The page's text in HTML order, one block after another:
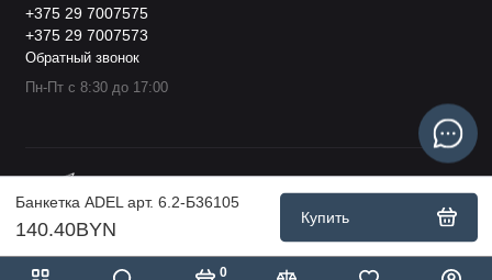
0
Банкетка ADEL арт. 6.2-Б36105
140.40BYN
Купить
+375 29 7007575
+375 29 7007573
Обратный звонок
Пн-Пт с 8:30 до 17:00